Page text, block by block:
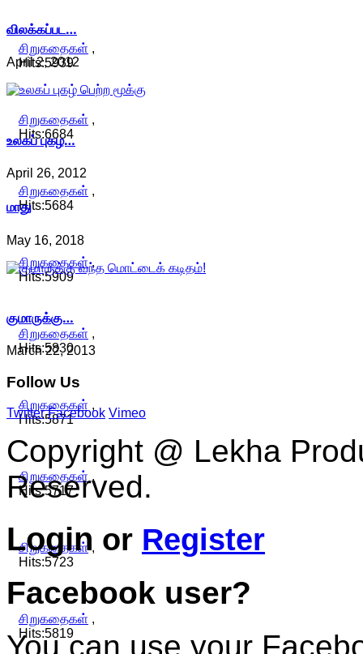
சிறுகதைகள் ,
Hits:5939
சிறுகதைகள் ,
Hits:6684
சிறுகதைகள் ,
Hits:5684
சிறுகதைகள்,
Hits:5909
சிறுகதைகள் ,
Hits:5830
சிறுகதைகள் ,
Hits:5871
சிறுகதைகள் ,
Hits:5717
சிறுகதைகள்,
Hits:5723
சிறுகதைகள் ,
Hits:5819
விலக்கப்பட…
April 2, 2012
உலகப் புகழ…
April 26, 2012
மாது
May 16, 2018
குமாருக்கு…
March 22, 2013
Follow Us
Twitter Facebook Vimeo
Copyright @ Lekha
Reserved.
Login or Register
Facebook user?
You can use your